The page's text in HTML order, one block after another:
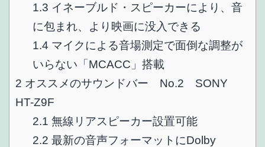
1.3 イネーブルド・スピーカーにより、音
に包まれ、より映画に没入できる
1.4 マイクによる音場測定で面倒な調整が
いらない「MCACC」搭載
2 オススメのサウンドバー No.2 SONY
HT-Z9F
2.1 無線リアスピーカー設置可能
2.2 最新の音声フォーマットにDolby